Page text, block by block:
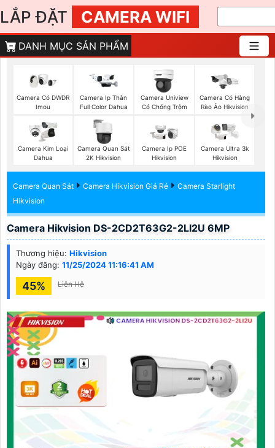
LẮP ĐẶT CAMERA WIFI
DANH MỤC SẢN PHẨM
Camera Có DWDR
Imou
Camera Ip Thân
Full Color Dahua
Camera Uniview
Có Chống Trộm
Camera Có Hàng
Rào Ảo Hikvision
Camera Kim Loại
Dahua
Camera Quan Sát
2K Hikvision
Camera Ip POE
Hikvision
Camera Ultra 3k
Hikvision
Camera Quan Sát Camera Hikvision Giá Rẻ
Camera Starlight
Hikvision
Camera Hikvision DS-2CD2T63G2-2LI2U 6MP
Thương hiệu: Hikvision
Ngày đăng: 11/25/2024 11:16:41 AM
45% Liên Hệ